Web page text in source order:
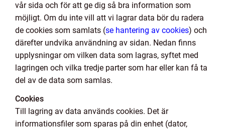
vår sida och för att ge dig så bra information som
möjligt. Om du inte vill att vi lagrar data bör du radera
de cookies som samlats (se hantering av cookies) och
därefter undvika användning av sidan. Nedan finns
upplysningar om vilken data som lagras, syftet med
lagringen och vilka tredje parter som har eller kan få ta
del av de data som samlas.
Cookies
Till lagring av data används cookies. Det är
informationsfiler som sparas på din enhet (dator,